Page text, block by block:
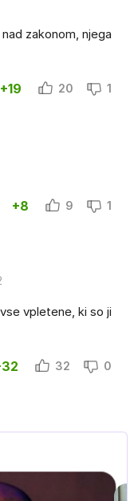
zakonom, njega
+19 20 1
+8 9 1
vpletene, ki so ji
32 0